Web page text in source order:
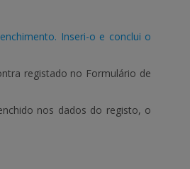
Inseri-o e conclui o
registado no Formulário de
nos dados do registo, o